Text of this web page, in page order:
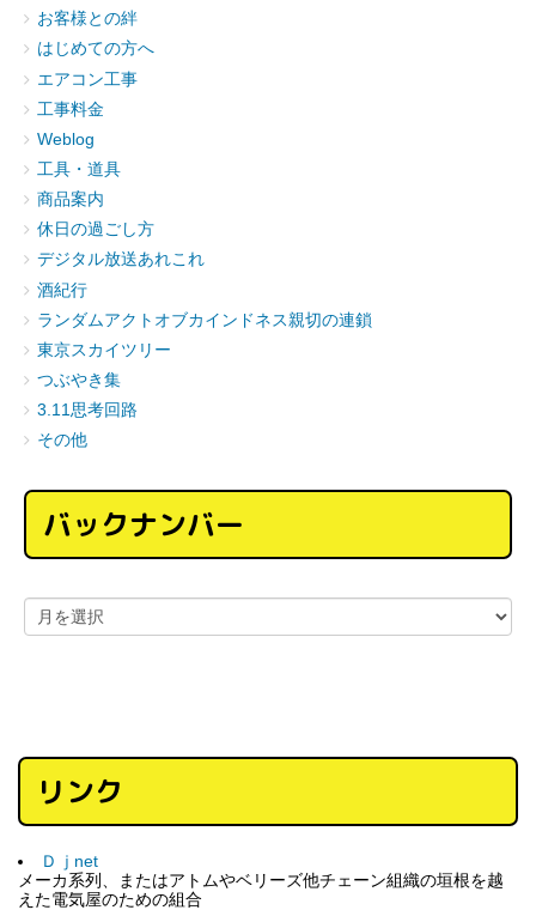
お客様との絆
はじめての方へ
エアコン工事
工事料金
Weblog
工具・道具
商品案内
休日の過ごし方
デジタル放送あれこれ
酒紀行
ランダムアクトオブカインドネス親切の連鎖
東京スカイツリー
つぶやき集
3.11思考回路
その他
バックナンバー
リンク
Ｄｊnet
メーカ系列、またはアトムやベリーズ他チェーン組織の垣根を越
えた電気屋のための組合